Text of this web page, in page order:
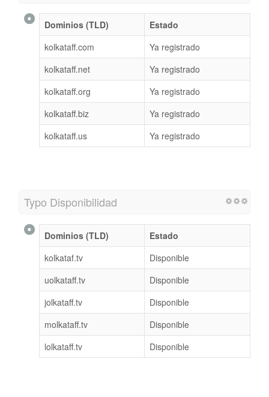
Dominios (TLD)
Estado
kolkataff.com
Ya registrado
kolkataff.net
Ya registrado
kolkataff.org
Ya registrado
kolkataff.biz
Ya registrado
kolkataff.us
Ya registrado
Typo Disponibilidad
Dominios (TLD)
Estado
kolkataf.tv
Disponible
uolkataff.tv
Disponible
jolkataff.tv
Disponible
molkataff.tv
Disponible
lolkataff.tv
Disponible